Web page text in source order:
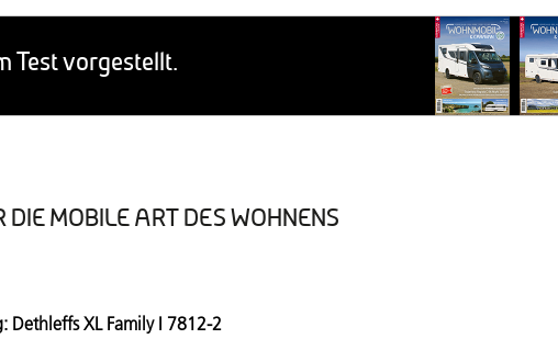
DIE MOBILE ART DES WOHNENS
Dethleffs XL Family I 7812-2